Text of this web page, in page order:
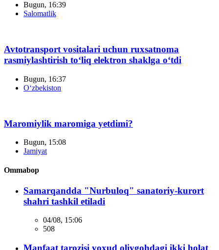
Bugun, 16:39
Salomatlik
Avtotransport vositalari uchun ruxsatnoma
rasmiylashtirish to‘liq elektron shaklga o‘tdi
Bugun, 16:37
O‘zbekiston
Maromiylik maromiga yetdimi?
Bugun, 15:08
Jamiyat
Ommabop
Samarqandda "Nurbuloq" sanatoriy-kurort
shahri tashkil etiladi
04/08, 15:06
508
Manfaat tarozisi yoxud oliygohdagi ikki holat